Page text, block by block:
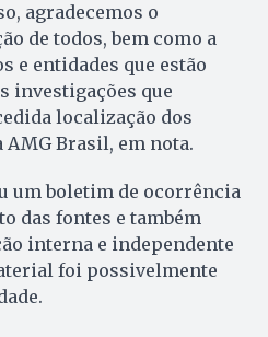
agradecemos o
de todos, bem como a
e entidades que estão
investigações que
localização dos
AMG Brasil, em nota.
um boletim de ocorrência
das fontes e também
interna e independente
foi possivelmente